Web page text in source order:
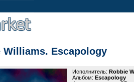
Williams. Escapology
Исполнитель: Robbie
Альбом: Escapology